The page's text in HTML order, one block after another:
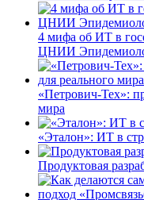
4 мифа об ИТ в
ЦНИИ
«Петрович-Тех»:
мира
«Эталон»: ИТ в
Продуктовая